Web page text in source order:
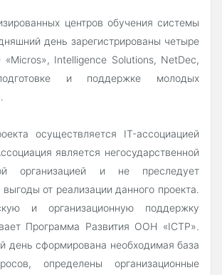
центров обучения системы
день зарегистрированы четыре
«Micros», Intelligence Solutions, NetDec,
и поддержке молодых
осуществляется IT-ассоциацией
является негосударственной
организацией и не преследует
от реализации данного проекта.
и организационную поддержку
Программа Развития ООН «ICTP».
день сформирована необходимая база
определены организационные